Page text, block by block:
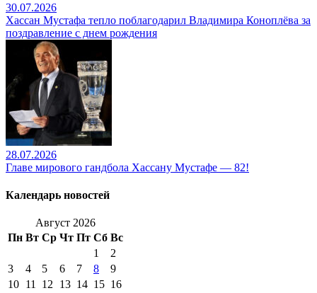
30.07.2026
Хассан Мустафа тепло поблагодарил Владимира Коноплёва за
поздравление с днем рождения
28.07.2026
Главе мирового гандбола Хассану Мустафе — 82!
Календарь новостей
Август 2026
Пн Вт Ср Чт Пт Сб Вс
1
2
3
4 5 6 7 8
9
10 11 12 13 14 15 16